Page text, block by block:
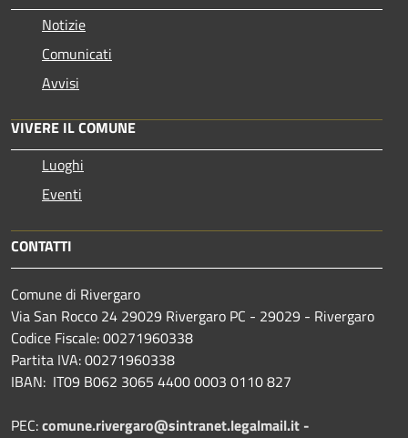
Notizie
Comunicati
Avvisi
VIVERE IL COMUNE
Luoghi
Eventi
CONTATTI
Comune di Rivergaro
Via San Rocco 24 29029 Rivergaro PC - 29029 - Rivergaro
Codice Fiscale: 00271960338
Partita IVA: 00271960338
IBAN: IT09 B062 3065 4400 0003 0110 827
PEC:comune.rivergaro@sintranet.legalmail.it -